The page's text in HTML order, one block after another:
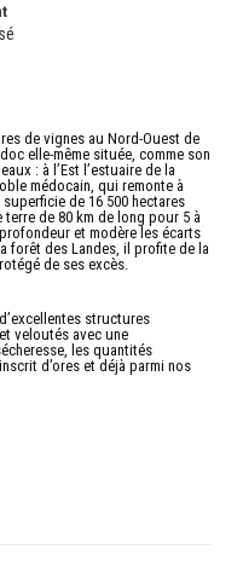
de vignes au Nord-Ouest de
elle-même située, comme son
: à l’Est l’estuaire de la
médocain, qui remonte à
de 16 500 hectares
de 80 km de long pour 5 à
et modère les écarts
forêt des Landes, il profite de la
de ses excès.
structures
veloutés avec une
les quantités
d’ores et déjà parmi nos